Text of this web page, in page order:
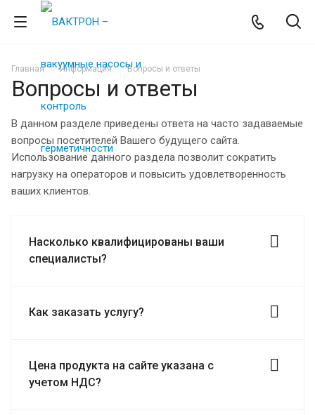
Главная Информация Вопросы и ответы
Вопросы и ответы
В данном разделе приведены ответа на часто задаваемые
вопросы посетителей Вашего будущего сайта.
Использование данного раздела позволит сократить
нагрузку на операторов и повысить удовлетворенность
ваших клиентов.
Насколько квалифицированы ваши
специалисты?
Как заказать услугу?
Цена продукта на сайте указана с
учетом НДС?